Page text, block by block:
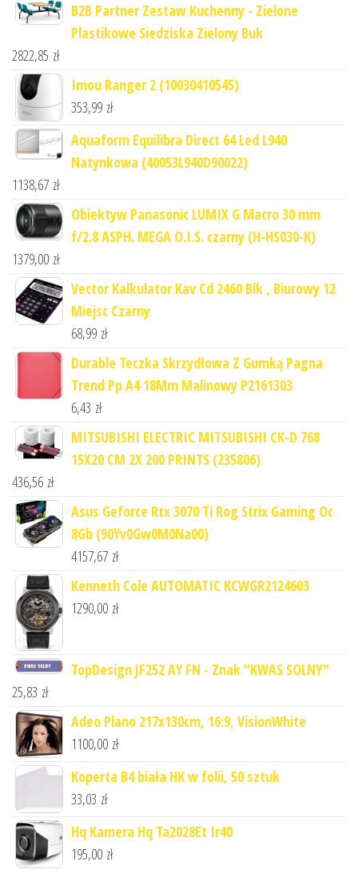
B2B Partner Zestaw Kuchenny - Zielone
Plastikowe Siedziska Zielony Buk
2822,85 zł
Imou Ranger 2 (10030410545)
353,99 zł
Aquaform Equilibra Direct 64 Led L940
Natynkowa (40053L940D90022)
1138,67 zł
Obiektyw Panasonic LUMIX G Macro 30 mm
f/2.8 ASPH. MEGA O.I.S. czarny (H-HS030-K)
1379,00 zł
Vector Kalkulator Kav Cd 2460 Blk , Biurowy 12
Miejsc Czarny
68,99 zł
Durable Teczka Skrzydłowa Z Gumką Pagna
Trend Pp A4 18Mm Malinowy P2161303
6,43 zł
MITSUBISHI ELECTRIC MITSUBISHI CK-D 768
15X20 CM 2X 200 PRINTS (235806)
436,56 zł
Asus Geforce Rtx 3070 Ti Rog Strix Gaming Oc
8Gb (90Yv0Gw0M0Na00)
4157,67 zł
Kenneth Cole AUTOMATIC KCWGR2124603
1290,00 zł
TopDesign JF252 AY FN - Znak "KWAS SOLNY"
25,83 zł
Adeo Plano 217x130cm, 16:9, VisionWhite
1100,00 zł
Koperta B4 biała HK w folii, 50 sztuk
33,03 zł
Hq Kamera Hq Ta2028Et Ir40
195,00 zł